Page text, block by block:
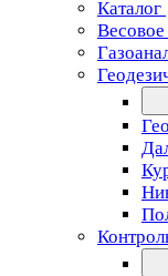
Каталог